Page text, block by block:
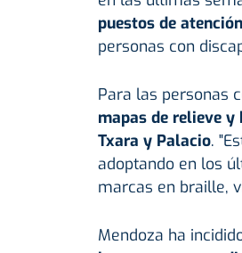
puestos de
personas con
Para las personas
mapas de relieve
Txara y Palacio.
adoptando en los
marcas en braille,
Mendoza ha